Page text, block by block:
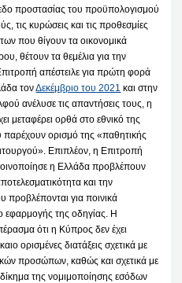
προστασίας του προϋπολογισμού
τις κυρώσεις και τις προθεσμίες
που θίγουν τα οικονομικά
θέτουν τα θεμέλια για την
απέστειλε για πρώτη φορά
τονΔεκέμβριο του 2021 και στην
ανέλυσε τις απαντήσεις τους, η
μεταφέρει ορθά στο εθνικό της
παρέχουν ορισμό της «παθητικής
Επιπλέον, η Επιτροπή
κοινοποίησε η Ελλάδα προβλέπουν
και την
για ποινικά
εφαρμογής της οδηγίας. Η
ότι η Κύπρος δεν έχει
ορισμένες διατάξεις σχετικά με
προσώπων, καθώς και σχετικά με
της νομιμοποίησης εσόδων